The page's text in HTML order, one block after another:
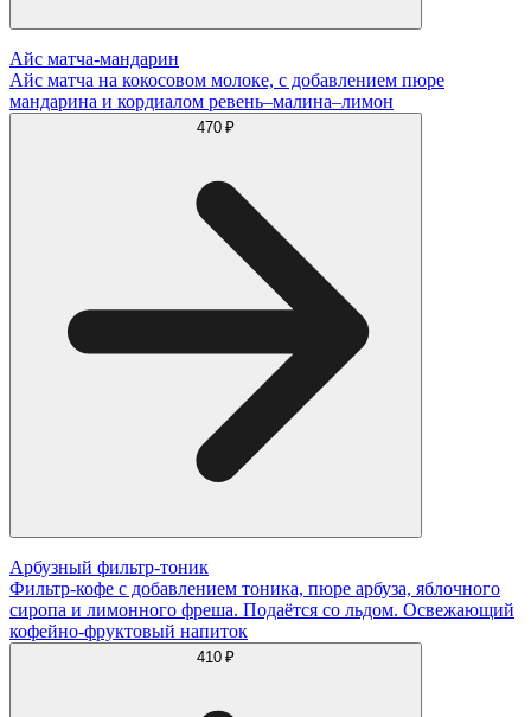
Айс матча-мандарин
Айс матча на кокосовом молоке, с добавлением пюре
мандарина и кордиалом ревень–малина–лимон
470 ₽
Арбузный фильтр-тоник
Фильтр-кофе с добавлением тоника, пюре арбуза, яблочного
сиропа и лимонного фреша. Подаётся со льдом. Освежающий
кофейно-фруктовый напиток
410 ₽